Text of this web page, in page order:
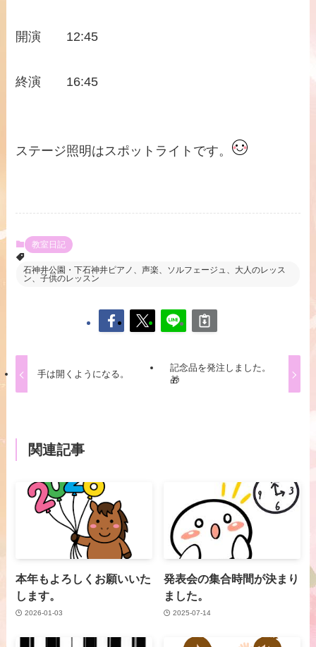
開演 12:45
終演 16:45
ステージ照明はスポットライトです。
教室日記
石神井公園・下石神井ピアノ、声楽、ソルフェージュ、大人のレッス
ン、子供のレッスン
手は開くようになる。
記念品を発注しました。
🎁
関連記事
本年もよろしくお願いいた
します。
2026-01-03
発表会の集合時間が決まり
ました。
2025-07-14